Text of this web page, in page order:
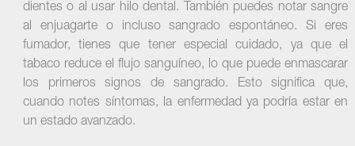
dientes o al usar hilo dental. También puedes notar sangre
al enjuagarte o incluso sangrado espontáneo. Si eres
fumador, tienes que tener especial cuidado, ya que el
tabaco reduce el flujo sanguíneo, lo que puede enmascarar
los primeros signos de sangrado. Esto significa que,
cuando notes síntomas, la enfermedad ya podría estar en
un estado avanzado.